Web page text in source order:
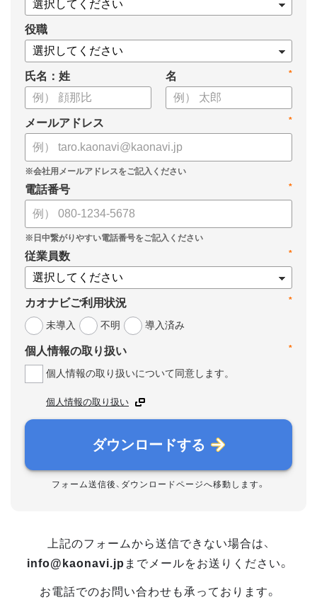
役職
氏名：姓 *
名
*
メールアドレス
*
電話番号
*
従業員数
*
カオナビご利用状況
未導入
不明 導入済み
*
個人情報の取り扱い
個人情報の取り扱いについて同意します。
個人情報の取り扱い
ダウンロードする
フォーム送信後、ダウンロードページへ移動します。
上記のフォームから送信できない場合は、
info@kaonavi.jp までメールをお送りください。
お電話でのお問い合わせも承っております。